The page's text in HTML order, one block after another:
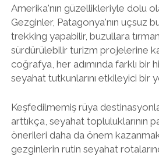
Amerika'nın güzellikleriyle dolu
Gezginler, Patagonya'nın uçsuz
trekking yapabilir, buzullara
sürdürülebilir turizm projelerine
coğrafya, her adımında farklı bir
seyahat tutkunlarını etkileyici bir
Keşfedilmemiş rüya
arttıkça, seyahat topluluklarının
önerileri daha da önem
gezginlerin rutin seyahat